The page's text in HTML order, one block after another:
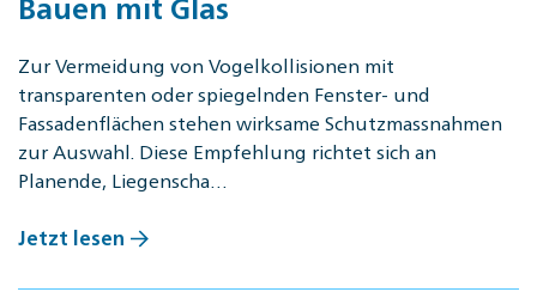
Zur Vermeidung von Vogelkollisionen mit
transparenten oder spiegelnden Fenster- und
Fassadenflächen stehen wirksame Schutzmassnahmen
zur Auswahl. Diese Empfehlung richtet sich an
Planende, Liegenscha…
Jetzt lesen